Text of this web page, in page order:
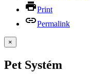
Print
Permalink
×
Pet Systém